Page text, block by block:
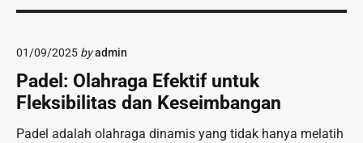
01/09/2025 byadmin
Padel: Olahraga Efektif untuk
Fleksibilitas dan Keseimbangan
Padel adalah olahraga dinamis yang tidak hanya melatih